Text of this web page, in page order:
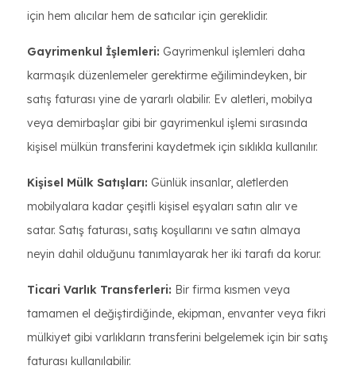
için hem alıcılar hem de satıcılar için gereklidir.
Gayrimenkul İşlemleri: Gayrimenkul işlemleri daha
karmaşık düzenlemeler gerektirme eğilimindeyken, bir
satış faturası yine de yararlı olabilir. Ev aletleri, mobilya
veya demirbaşlar gibi bir gayrimenkul işlemi sırasında
kişisel mülkün transferini kaydetmek için sıklıkla kullanılır.
Kişisel Mülk Satışları: Günlük insanlar, aletlerden
mobilyalara kadar çeşitli kişisel eşyaları satın alır ve
satar. Satış faturası, satış koşullarını ve satın almaya
neyin dahil olduğunu tanımlayarak her iki tarafı da korur.
Ticari Varlık Transferleri: Bir firma kısmen veya
tamamen el değiştirdiğinde, ekipman, envanter veya fikri
mülkiyet gibi varlıkların transferini belgelemek için bir satış
faturası kullanılabilir.